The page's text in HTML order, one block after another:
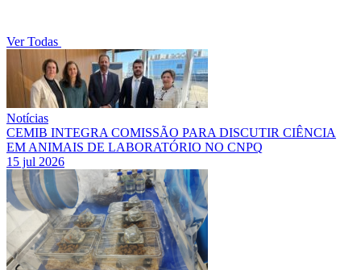
Ver Todas
Notícias
CEMIB INTEGRA COMISSÃO PARA DISCUTIR CIÊNCIA
EM ANIMAIS DE LABORATÓRIO NO CNPQ
15 jul 2026